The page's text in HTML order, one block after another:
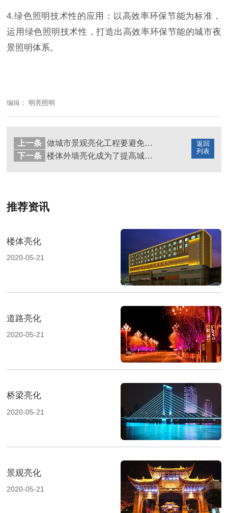
4.绿色照明技术性的应用：以高效率环保节能为标准，
运用绿色照明技术性，打造出高效率环保节能的城市夜
景照明体系。
编辑：明亮照明
返回
列表
上一条
做城市景观亮化工程要避免这些陷阱
下一条
楼体外墙亮化成为了提高城市夜形象的重要手段
推荐资讯
楼体亮化
2020-05-21
道路亮化
2020-05-21
桥梁亮化
2020-05-21
景观亮化
2020-05-21